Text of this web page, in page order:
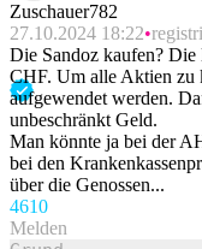
Zuschauer782
27.10.2024 18:22
Die Sandoz kaufen?
CHF. Um alle Aktien zu
aufgewendet werden.
unbeschränkt Geld.
Man könnte ja bei der
bei den
über die Genossen...
4610
Melden